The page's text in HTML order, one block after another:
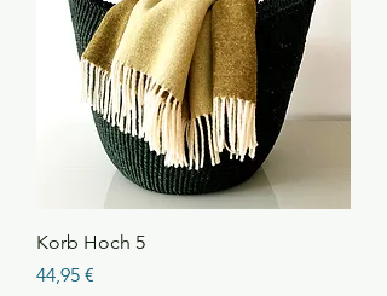
Korb Hoch 5
Preis
44,95 €